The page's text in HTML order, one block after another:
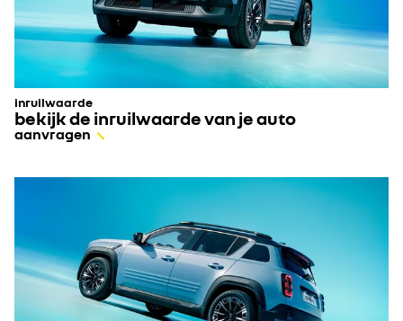
inruilwaarde
bekijk de inruilwaarde van je auto
aanvragen